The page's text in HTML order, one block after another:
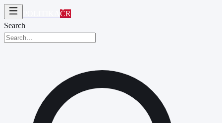
ČR
Search